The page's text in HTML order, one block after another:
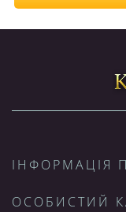
ІНФОРМАЦІЯ
ОСОБИСТИЙ